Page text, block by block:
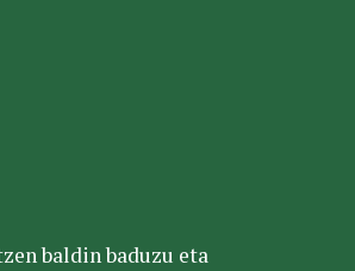
baldin baduzu eta